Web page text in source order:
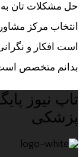
حل مشکلات تان به
انتخاب مرکز
است افکار و
بدانم متخصص
تاپ نیوز
پزشکی